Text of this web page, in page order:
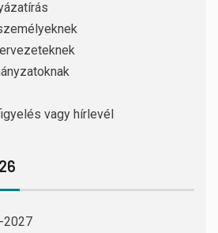
vagy hírlevél
2027